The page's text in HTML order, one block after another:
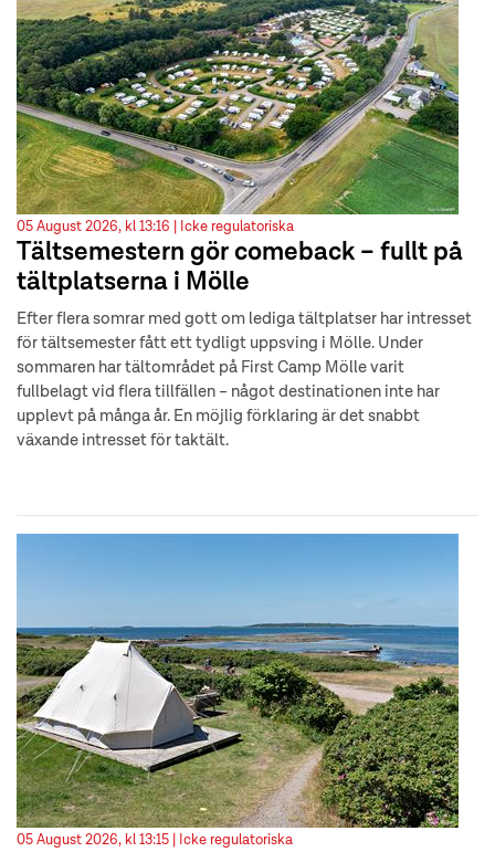
05 August 2026, kl 13:16 | Icke regulatoriska
Tältsemestern gör comeback – fullt på
tältplatserna i Mölle
Efter flera somrar med gott om lediga tältplatser har intresset
för tältsemester fått ett tydligt uppsving i Mölle. Under
sommaren har tältområdet på First Camp Mölle varit
fullbelagt vid flera tillfällen – något destinationen inte har
upplevt på många år. En möjlig förklaring är det snabbt
växande intresset för taktält.
05 August 2026, kl 13:15 | Icke regulatoriska